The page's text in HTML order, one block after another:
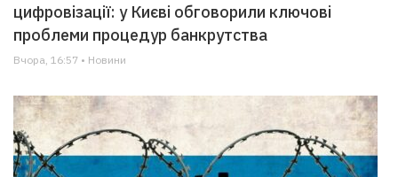
цифровізації: у Києві обговорили ключові
проблеми процедур банкрутства
Вчора, 16:57 • Новини